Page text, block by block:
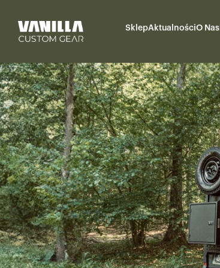
SklepAktualnościO Nas